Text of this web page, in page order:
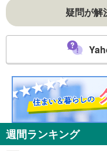
疑問が
週間ランキング